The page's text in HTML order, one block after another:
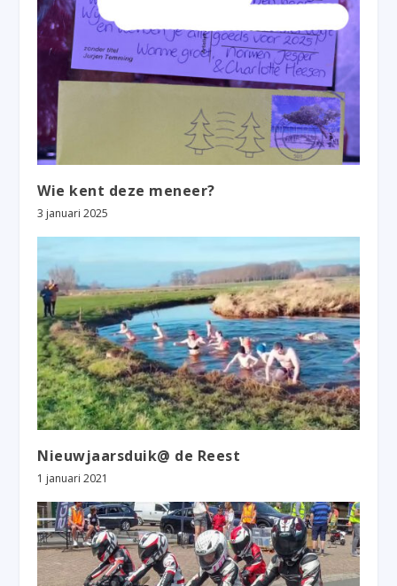
Wie kent deze meneer?
3 januari 2025
Nieuwjaarsduik@ de Reest
1 januari 2021